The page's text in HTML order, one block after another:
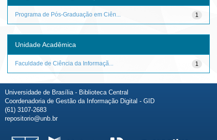
1
Programa de Pós-Graduação em Ciên...
Unidade Acadêmica
1
Faculdade de Ciência da Informaçã...
Universidade de Brasília - Biblioteca Central
Coordenadoria de Gestão da Informação Digital - GID
(61) 3107-2683
repositorio@unb.br